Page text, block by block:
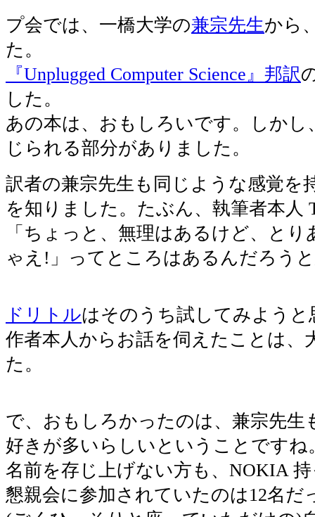
プ会では、一橋大学の兼宗先生から
た。
『Unplugged Computer Science』邦訳
した。
あの本は、おもしろいです。しかし
じられる部分がありました。
訳者の兼宗先生も同じような感覚を
を知りました。たぶん、執筆者本人
「ちょっと、無理はあるけど、と
ゃえ!」ってところはあるんだろう
ドリトルはそのうち試してみようと
作者本人からお話を伺えたことは、
た。
で、おもしろかったのは、兼宗先生
好きが多いらしいということですね
名前を存じ上げない方も、NOKIA
懇親会に参加されていたのは12名だ